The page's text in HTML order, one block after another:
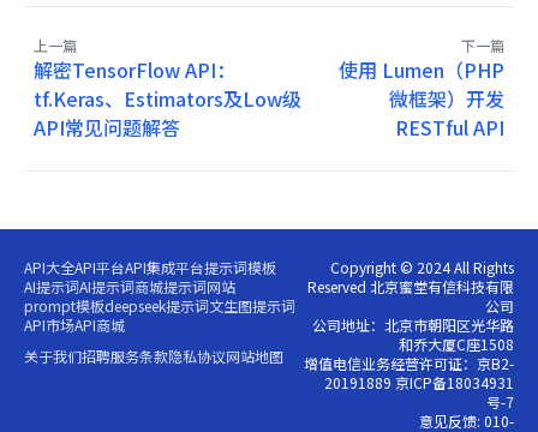
上一篇
解密TensorFlow API：
tf.Keras、Estimators及Low级
API常见问题解答
下一篇
使用 Lumen（PHP
微框架）开发
RESTful API
API大全API平台API集成平台提示词模板
AI提示词AI提示词商城提示词网站
prompt模板deepseek提示词文生图提示词
API市场API商城
关于我们招聘服务条款隐私协议网站地图
Copyright © 2024 All Rights
Reserved 北京蜜堂有信科技有限
公司
公司地址：北京市朝阳区光华路
和乔大厦C座1508
增值电信业务经营许可证：京B2-
20191889 京ICP备18034931
号-7
意见反馈: 010-